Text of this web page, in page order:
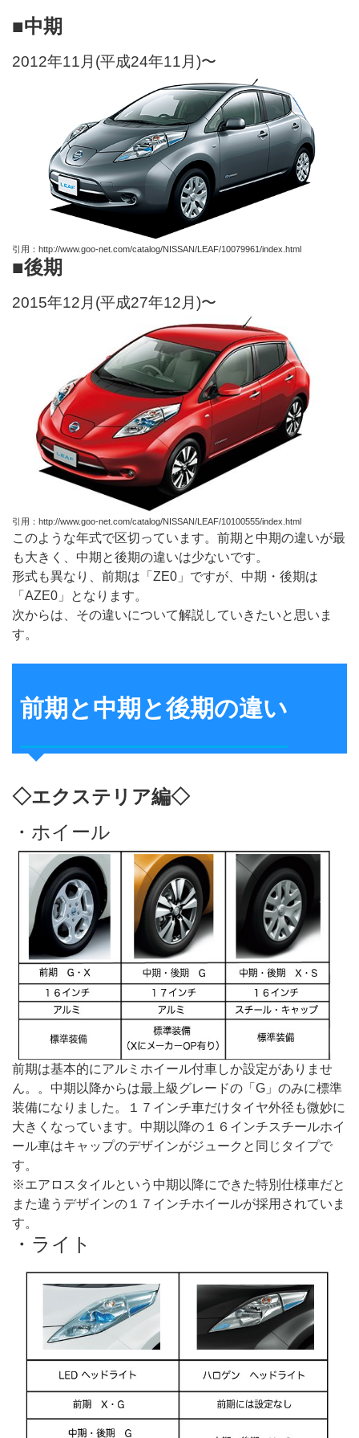
■中期
2012年11月(平成24年11月)〜
引用：http://www.goo-net.com/catalog/NISSAN/LEAF/10079961/index.html
■後期
2015年12月(平成27年12月)〜
引用：http://www.goo-net.com/catalog/NISSAN/LEAF/10100555/index.html
このような年式で区切っています。前期と中期の違いが最
も大きく、中期と後期の違いは少ないです。
形式も異なり、前期は「ZE0」ですが、中期・後期は
「AZE0」となります。
次からは、その違いについて解説していきたいと思いま
す。
前期と中期と後期の違い
◇エクステリア編◇
・ホイール
前期は基本的にアルミホイール付車しか設定がありませ
ん。。中期以降からは最上級グレードの「G」のみに標準
装備になりました。１７インチ車だけタイヤ外径も微妙に
大きくなっています。中期以降の１６インチスチールホイ
ール車はキャップのデザインがジュークと同じタイプで
す。
※エアロスタイルという中期以降にできた特別仕様車だと
また違うデザインの１７インチホイールが採用されていま
す。
・ライト